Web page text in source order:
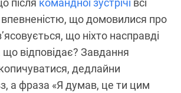
впевненістю, що домовилися про
що ніхто насправді
що відповідає? Завдання
дедлайни
а фраза «Я думав, це ти цим